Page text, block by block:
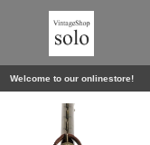
Welcome to our onlinestore!